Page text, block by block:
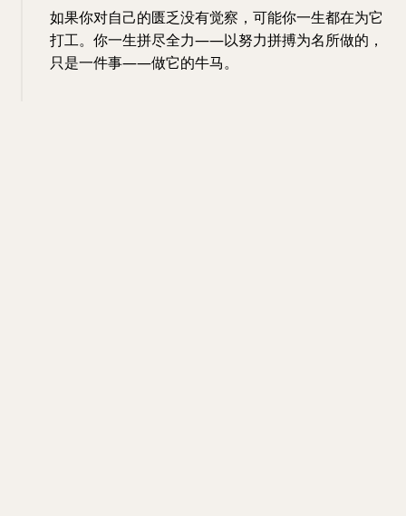
如果你对自己的匮乏没有觉察，可能你一生都在为它
打工。你一生拼尽全力——以努力拼搏为名所做的，
只是一件事——做它的牛马。